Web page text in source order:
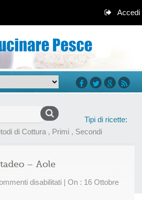
Accedi
Tipi di ricette:
di Cottura , Primi , Secondi
– Aole
disabilitatisu
| On : 16 Ottobre